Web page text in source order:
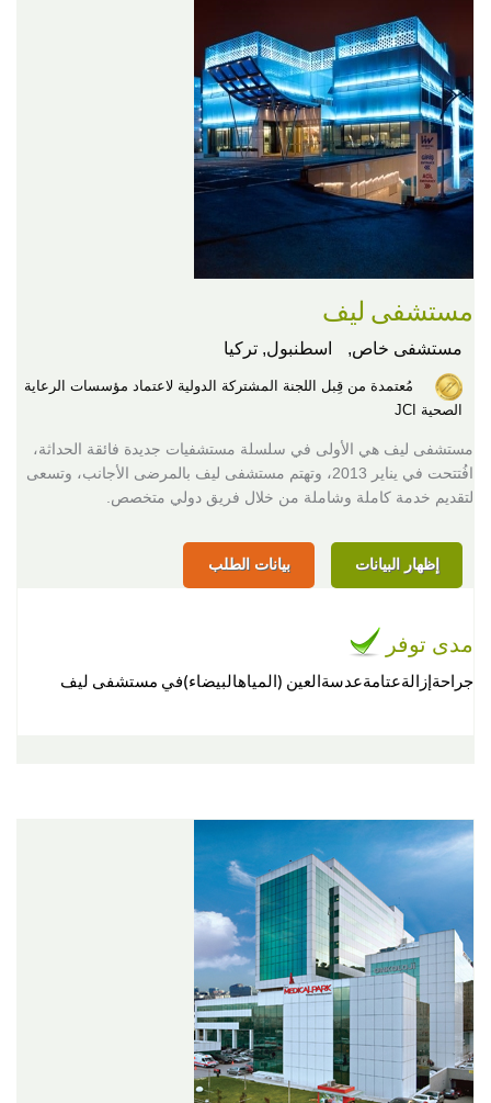
مستشفى ليف
مستشفى خاص, اسطنبول, تركيا
مُعتمدة من قِبل اللجنة المشتركة الدولية لاعتماد مؤسسات الرعاية
الصحية JCI
مستشفى ليف هي الأولى في سلسلة مستشفيات جديدة فائقة الحداثة،
افُتتحت في يناير 2013، وتهتم مستشفى ليف بالمرضى الأجانب، وتسعى
لتقديم خدمة كاملة وشاملة من خلال فريق دولي متخصص.
إظهار البيانات بيانات الطلب
مدى توفر
جراحةإزالةعتامةعدسةالعين (المياهالبيضاء)في مستشفى ليف